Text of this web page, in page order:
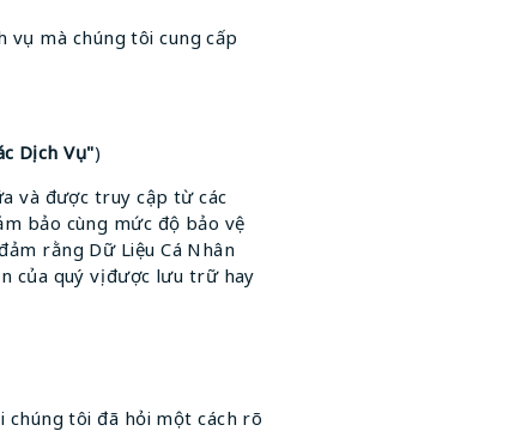
vụ mà chúng tôi cung cấp
Dịch Vụ")
và được truy cập từ các
bảo cùng mức độ bảo vệ
rằng Dữ Liệu Cá Nhân
của quý vị được lưu trữ hay
chúng tôi đã hỏi một cách rõ